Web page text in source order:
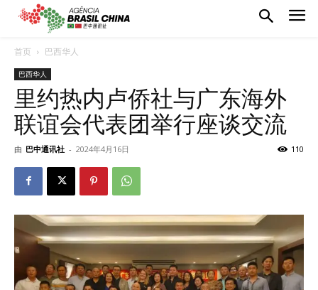
首页 巴西华人
巴西华人
里约热内卢侨社与广东海外
联谊会代表团举行座谈交流
由 巴中通讯社 - 2024年4月16日 110